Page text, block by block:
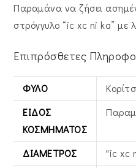
Παραμάνα να ζήσει
στρόγγυλο “ic xc ni ka” με
Επιπρόσθετες
ΦΎΛΟ
ΕΊΔΟΣ
ΚΟΣΜΉΜΑΤΟΣ
ΔΙΆΜΕΤΡΟΣ
"ic xc